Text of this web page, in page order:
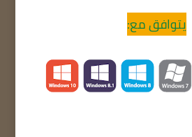
يتوافق مع: